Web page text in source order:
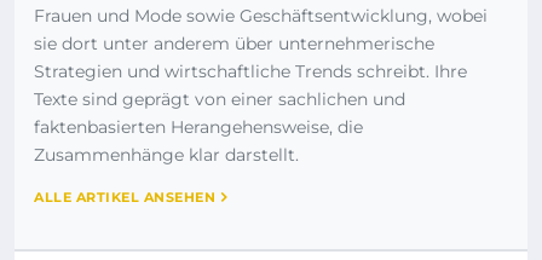
Frauen und Mode sowie Geschäftsentwicklung, wobei
sie dort unter anderem über unternehmerische
Strategien und wirtschaftliche Trends schreibt. Ihre
Texte sind geprägt von einer sachlichen und
faktenbasierten Herangehensweise, die
Zusammenhänge klar darstellt.
ALLE ARTIKEL ANSEHEN